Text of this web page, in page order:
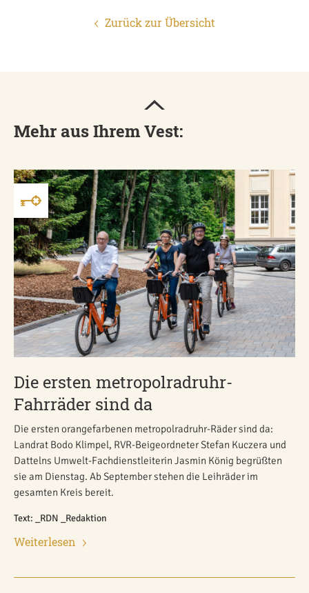
Zurück zur Übersicht
Mehr aus Ihrem Vest:
Die ersten metropolradruhr-
Fahrräder sind da
Die ersten orangefarbenen metropolradruhr-Räder sind da:
Landrat Bodo Klimpel, RVR-Beigeordneter Stefan Kuczera und
Dattelns Umwelt-Fachdienstleiterin Jasmin König begrüßten
sie am Dienstag. Ab September stehen die Leihräder im
gesamten Kreis bereit.
Text: _RDN _Redaktion
Weiterlesen